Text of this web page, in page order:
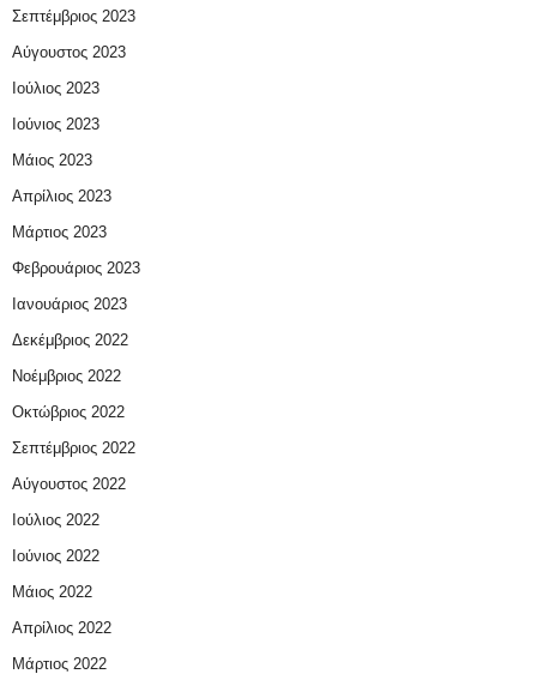
Σεπτέμβριος 2023
Αύγουστος 2023
Ιούλιος 2023
Ιούνιος 2023
Μάιος 2023
Απρίλιος 2023
Μάρτιος 2023
Φεβρουάριος 2023
Ιανουάριος 2023
Δεκέμβριος 2022
Νοέμβριος 2022
Οκτώβριος 2022
Σεπτέμβριος 2022
Αύγουστος 2022
Ιούλιος 2022
Ιούνιος 2022
Μάιος 2022
Απρίλιος 2022
Μάρτιος 2022